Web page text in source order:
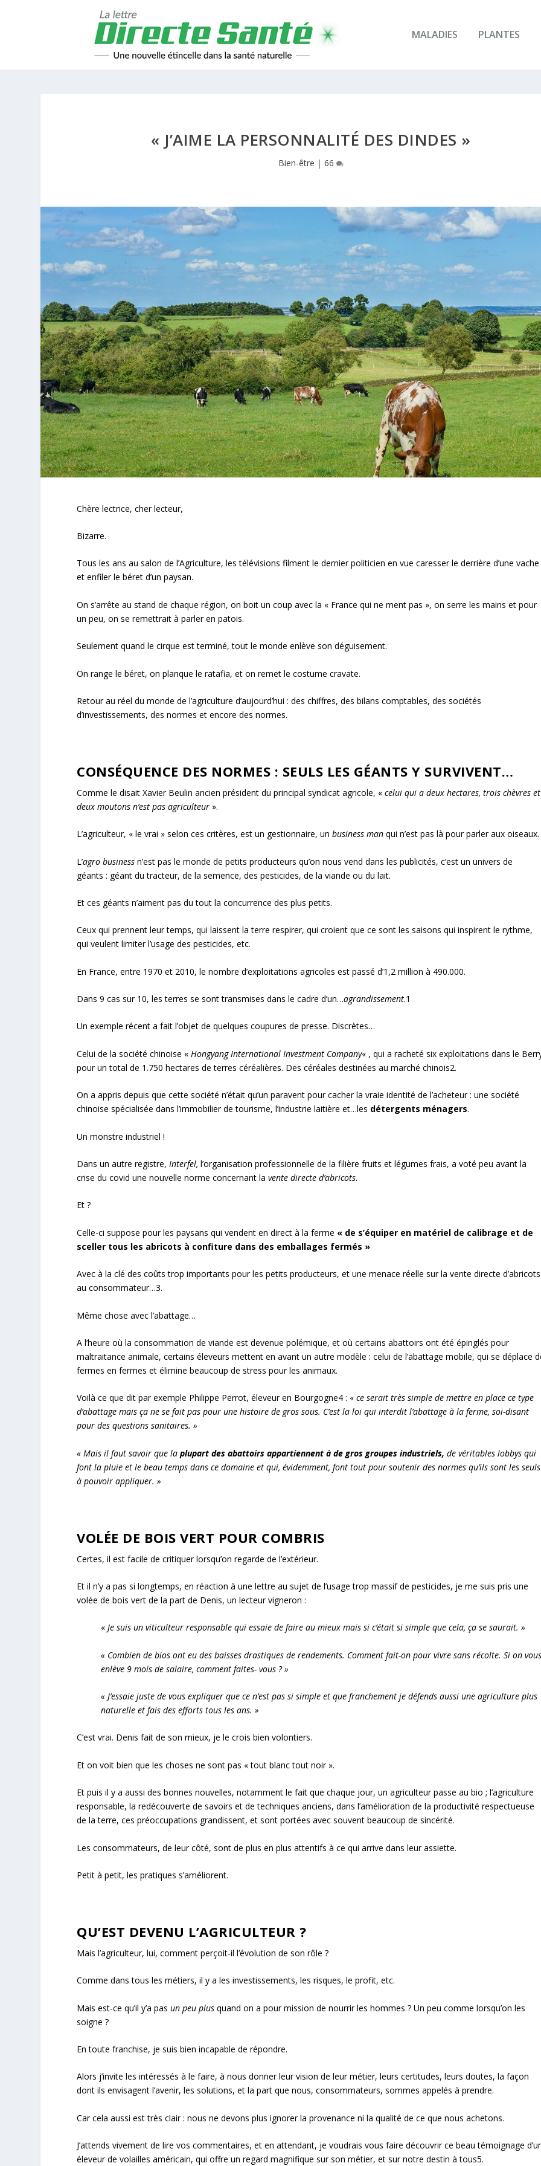
MALADIES PLANTES
« J’AIME LA PERSONNALITÉ DES DINDES »
Bien-être | 66
Chère lectrice, cher lecteur,
Bizarre.
Tous les ans au salon de l’Agriculture, les télévisions filment le dernier politicien en vue caresser le derrière d’une vache
et enfiler le béret d’un paysan.
On s’arrête au stand de chaque région, on boit un coup avec la « France qui ne ment pas », on serre les mains et pour
un peu, on se remettrait à parler en patois.
Seulement quand le cirque est terminé, tout le monde enlève son déguisement.
On range le béret, on planque le ratafia, et on remet le costume cravate.
Retour au réel du monde de l’agriculture d’aujourd’hui : des chiffres, des bilans comptables, des sociétés
d’investissements, des normes et encore des normes.
CONSÉQUENCE DES NORMES : SEULS LES GÉANTS Y SURVIVENT…
Comme le disait Xavier Beulin ancien président du principal syndicat agricole, «celui qui a deux hectares, trois chèvres et
deux moutons n’est pas agriculteur ».
L’agriculteur, « le vrai » selon ces critères, est un gestionnaire, unbusiness man qui n’est pas là pour parler aux oiseaux.
L’agro businessn’est pas le monde de petits producteurs qu’on nous vend dans les publicités, c’est un univers de
géants : géant du tracteur, de la semence, des pesticides, de la viande ou du lait.
Et ces géants n’aiment pas du tout la concurrence des plus petits.
Ceux qui prennent leur temps, qui laissent la terre respirer, qui croient que ce sont les saisons qui inspirent le rythme,
qui veulent limiter l’usage des pesticides, etc.
En France, entre 1970 et 2010, le nombre d’exploitations agricoles est passé d’1,2 million à 490.000.
Dans 9 cas sur 10, les terres se sont transmises dans le cadre d’un…agrandissement.1
Un exemple récent a fait l’objet de quelques coupures de presse. Discrètes…
Celui de la société chinoise «Hongyang International Investment Company« , qui a racheté six exploitations dans le
pour un total de 1.750 hectares de terres céréalières. Des céréales destinées au marché chinois2.
On a appris depuis que cette société n’était qu’un paravent pour cacher la vraie identité de l’acheteur : une société
chinoise spécialisée dans l’immobilier de tourisme, l’industrie laitière et…les détergents ménagers.
Un monstre industriel !
Dans un autre registre,Interfel, l’organisation professionnelle de la filière fruits et légumes frais, a voté peu avant la
crise du covid une nouvelle norme concernant lavente directe d’abricots.
Et ?
Celle-ci suppose pour les paysans qui vendent en direct à la ferme « de s’équiper en matériel de calibrage et de
sceller tous les abricots à confiture dans des emballages fermés »
Avec à la clé des coûts trop importants pour les petits producteurs, et une menace réelle sur la vente directe d’abricots
au consommateur…3.
Même chose avec l’abattage…
A l’heure où la consommation de viande est devenue polémique, et où certains abattoirs ont été épinglés pour
maltraitance animale, certains éleveurs mettent en avant un autre modèle : celui de l’abattage mobile, qui se déplace
fermes en fermes et élimine beaucoup de stress pour les animaux.
Voilà ce que dit par exemple Philippe Perrot, éleveur en Bourgogne4 : «ce serait très simple de mettre en place ce type
d’abattage mais ça ne se fait pas pour une histoire de gros sous. C’est la loi qui interdit l’abattage à la ferme, soi-disant
pour des questions sanitaires. »
« Mais il faut savoir que laplupart des abattoirs appartiennent à de gros groupes industriels,de véritables lobbys qui
font la pluie et le beau temps dans ce domaine et qui, évidemment, font tout pour soutenir des normes qu’ils sont les seuls
à pouvoir appliquer. »
VOLÉE DE BOIS VERT POUR COMBRIS
Certes, il est facile de critiquer lorsqu’on regarde de l’extérieur.
Et il n’y a pas si longtemps, en réaction à une lettre au sujet de l’usage trop massif de pesticides, je me suis pris une
volée de bois vert de la part de Denis, un lecteur vigneron :
«Je suis un viticulteur responsable qui essaie de faire au mieux mais si c’était si simple que cela, ça se saurait. »
« Combien de bios ont eu des baisses drastiques de rendements. Comment fait-on pour vivre sans récolte. Si on
enlève 9 mois de salaire, comment faites- vous ? »
« J’essaie juste de vous expliquer que ce n’est pas si simple et que franchement je défends aussi une agriculture plus
naturelle et fais des efforts tous les ans. »
C’est vrai. Denis fait de son mieux, je le crois bien volontiers.
Et on voit bien que les choses ne sont pas « tout blanc tout noir ».
Et puis il y a aussi des bonnes nouvelles, notamment le fait que chaque jour, un agriculteur passe au bio ; l’agriculture
responsable, la redécouverte de savoirs et de techniques anciens, dans l’amélioration de la productivité respectueuse
de la terre, ces préoccupations grandissent, et sont portées avec souvent beaucoup de sincérité.
Les consommateurs, de leur côté, sont de plus en plus attentifs à ce qui arrive dans leur assiette.
Petit à petit, les pratiques s’améliorent.
QU’EST DEVENU L’AGRICULTEUR ?
Mais l’agriculteur, lui, comment perçoit-il l’évolution de son rôle ?
Comme dans tous les métiers, il y a les investissements, les risques, le profit, etc.
Mais est-ce qu’il y’a pas un peu plusquand on a pour mission de nourrir les hommes ? Un peu comme lorsqu’on les
soigne ?
En toute franchise, je suis bien incapable de répondre.
Alors j’invite les intéressés à le faire, à nous donner leur vision de leur métier, leurs certitudes, leurs doutes, la façon
dont ils envisagent l’avenir, les solutions, et la part que nous, consommateurs, sommes appelés à prendre.
Car cela aussi est très clair : nous ne devons plus ignorer la provenance ni la qualité de ce que nous achetons.
J’attends vivement de lire vos commentaires, et en attendant, je voudrais vous faire découvrir ce beau témoignage
éleveur de volailles américain, qui offre un regard magnifique sur son métier, et sur notre destin à tous5.